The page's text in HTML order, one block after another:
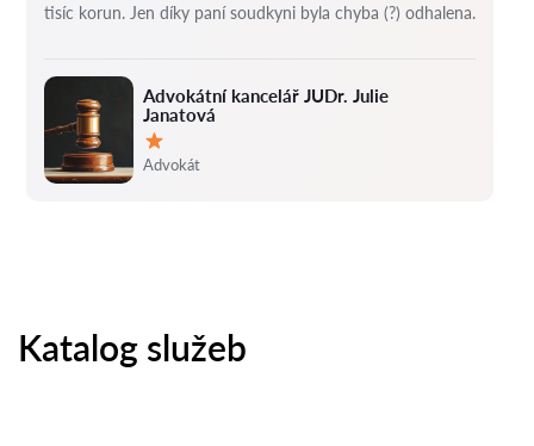
Advokátní kancelář JUDr. Julie
Janatová
Hodnocení:
Advokát
tisíc korun. Jen díky paní soudkyni byla chyba (?) odhalena.
Katalog služeb